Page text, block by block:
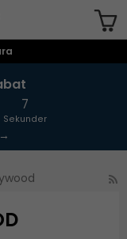
din
7
Sekunder
→